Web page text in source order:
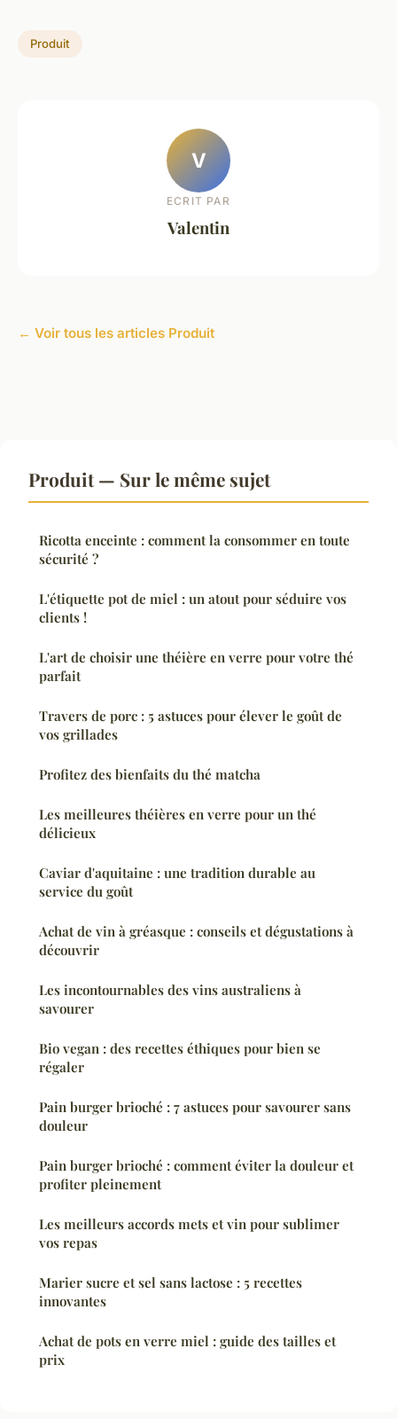
Produit
V
ECRIT PAR
Valentin
← Voir tous les articles Produit
Produit — Sur le même sujet
Ricotta enceinte : comment la consommer en toute
sécurité ?
L'étiquette pot de miel : un atout pour séduire vos
clients !
L'art de choisir une théière en verre pour votre thé
parfait
Travers de porc : 5 astuces pour élever le goût de
vos grillades
Profitez des bienfaits du thé matcha
Les meilleures théières en verre pour un thé
délicieux
Caviar d'aquitaine : une tradition durable au
service du goût
Achat de vin à gréasque : conseils et dégustations à
découvrir
Les incontournables des vins australiens à
savourer
Bio vegan : des recettes éthiques pour bien se
régaler
Pain burger brioché : 7 astuces pour savourer sans
douleur
Pain burger brioché : comment éviter la douleur et
profiter pleinement
Les meilleurs accords mets et vin pour sublimer
vos repas
Marier sucre et sel sans lactose : 5 recettes
innovantes
Achat de pots en verre miel : guide des tailles et
prix